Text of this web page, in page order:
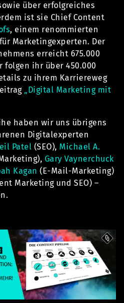
über erfolgreiches
ist sie Chief Content
, einem renommierten
Marketingexperten. Der
erreicht 675.000
folgen ihr über 450.000
zu ihrem Karriereweg
„Digital Marketing mit
haben wir uns übrigens
Digitalexperten
Patel (SEO), Michael A.
Gary Vaynerchuck
Kagan (E-Mail-Marketing)
Marketing und SEO) –